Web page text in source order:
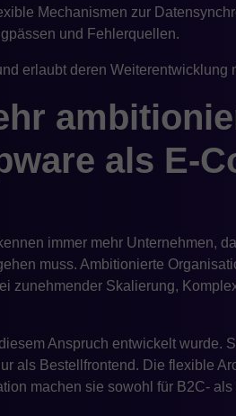
Mechanismen zur
und Fehlerquellen.
erlaubt deren Weiterentwicklung
als E-
immer mehr Unternehmen,
muss. Ambitionierte
zunehmender Skalierung,
Anspruch entwickelt wurde.
als Bestellfrontend. Die flexible
machen sie sowohl für B2C- als